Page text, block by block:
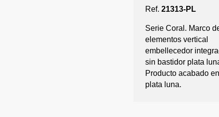
Ref. 21313-PL
Serie Coral. Marco
elementos vertical
embellecedor
sin bastidor plata
Producto acabado
plata luna.